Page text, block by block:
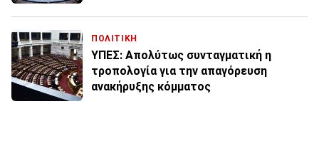
ΠΟΛΙΤΙΚΗ
ΥΠΕΣ: Απολύτως συνταγματική η
τροπολογία για την απαγόρευση
ανακήρυξης κόμματος